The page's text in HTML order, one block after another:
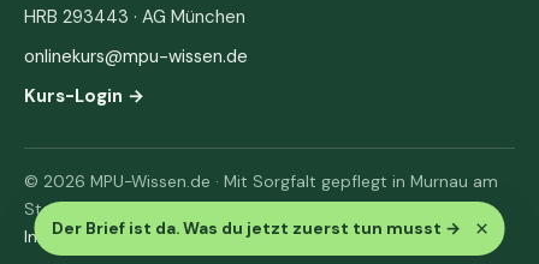
Der Brief ist da. Was du jetzt zuerst tun musst → ×
HRB 293443 · AG München
onlinekurs@mpu-wissen.de
Kurs-Login →
© 2026 MPU-Wissen.de · Mit Sorgfalt gepflegt in Murnau am
Staffelsee
Impressum· Datenschutz & AGB